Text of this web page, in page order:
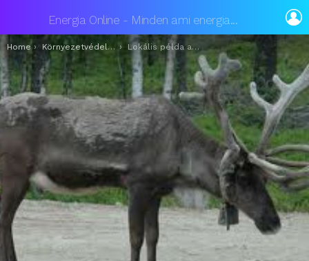
Energia Online - Minden ami energia...
You are here:
Home Környezetvédelem Lokális példa az erőforrások szűkösségére